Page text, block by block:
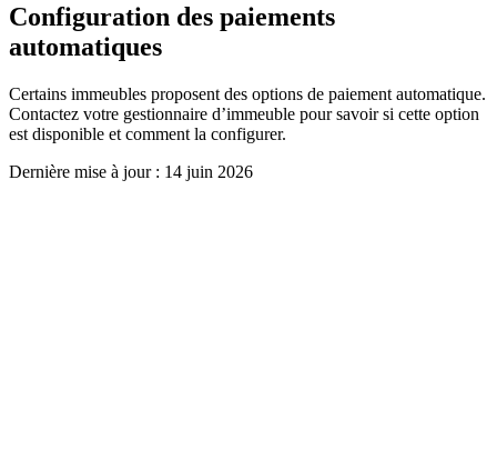
Configuration des paiements
automatiques
Certains immeubles proposent des options de paiement automatique.
Contactez votre gestionnaire d’immeuble pour savoir si cette option
est disponible et comment la configurer.
Dernière mise à jour : 14 juin 2026